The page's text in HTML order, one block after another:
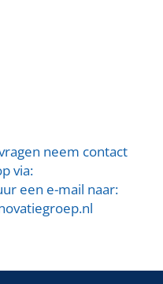
neem contact
via:
een e-mail naar: